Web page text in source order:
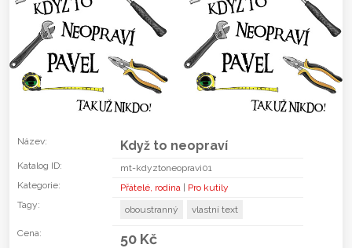
Název: Když to neopraví
Katalog ID:
mt-kdyztoneopravi01
Kategorie:
Přátelé, rodina | Pro kutily
Tagy:
oboustranný vlastní text
Cena: 50 Kč